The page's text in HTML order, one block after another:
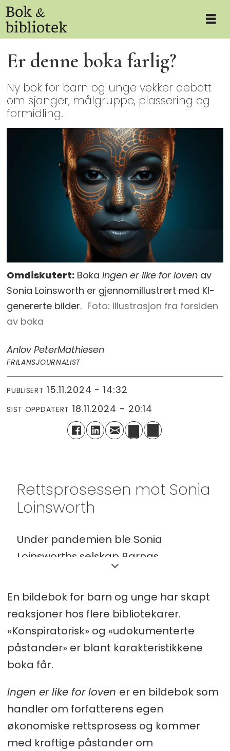
Er denne boka farlig?
Ny bok for barn og unge vekker debatt
om sjanger, målgruppe, plassering og
formidling.
Omdiskutert: BokaIngen er like for loven av
Sonia Loinsworth er gjennomillustrert med KI-
genererte bilder.
Illustrasjon fra forsiden
av boka
Anlov PeterMathiesen
FRILANSJOURNALIST
PUBLISERT 15.11.2024 - 14:32
SIST OPPDATERT 18.11.2024 - 20:14
Rettsprosessen mot Sonia
Loinsworth
Dømt:
Forfatteren Sonia Loinsworth
hevder seg utsatt for et justismord.
Lasse Berre
Under pandemien ble Sonia
Loinsworths selskap Barnas
Kulturdepartementets
kompensasjonsordning til kulturlivet
eller andre ordninger for dekking av
tapte inntekter. Derfor tok hun på
vegne av selskapet opp et koronalån
til selskapets konto. Pengene ble
brukt til å dekke forfalte driftsutgifter
og forskudd på fremtidige
driftsutgifter fra Barnas Musikkteater,
En bildebok for barn og unge har skapt
reaksjoner hos flere bibliotekarer.
«Konspiratorisk» og «udokumenterte
påstander» er blant karakteristikkene
boka får.
Ingen er like for loven er en bildebok som
handler om forfatterens egen
økonomiske rettsprosess og kommer
med kraftige påstander om